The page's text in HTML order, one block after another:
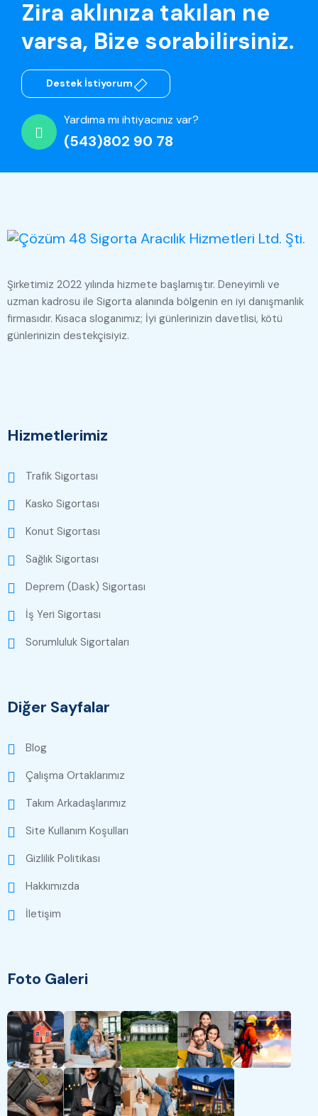
Zira aklınıza takılan ne
varsa, Bize sorabilirsiniz.
Destek İstiyorum
Yardıma mı ihtiyacınız var?
(543)802 90 78
Şirketimiz 2022 yılında hizmete başlamıştır. Deneyimli ve
uzman kadrosu ile Sigorta alanında bölgenin en iyi danışmanlık
firmasıdır. Kısaca sloganımız; İyi günlerinizin davetlisi, kötü
günlerinizin destekçisiyiz.
Hizmetlerimiz
Trafik Sigortası
Kasko Sigortası
Konut Sigortası
Sağlık Sigortası
Deprem (Dask) Sigortası
İş Yeri Sigortası
Sorumluluk Sigortaları
Diğer Sayfalar
Blog
Çalışma Ortaklarımız
Takım Arkadaşlarımız
Site Kullanım Koşulları
Gizlilik Politikası
Hakkımızda
İletişim
Foto Galeri